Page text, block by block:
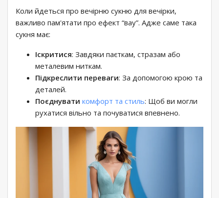
Коли йдеться про вечірню сукню для вечірки,
важливо пам'ятати про ефект “вау”. Адже саме така
сукня має:
Іскритися: Завдяки паєткам, стразам або
металевим ниткам.
Підкреслити переваги: ​​За допомогою крою та
деталей.
Поєднувати комфорт та стиль: Щоб ви могли
рухатися вільно та почуватися впевнено.